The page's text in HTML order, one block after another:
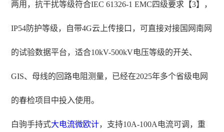
两用，抗干扰等级符合IEC 61326-1 EMC四级要求【3】，
IP54防护等级，自带4G云上传接口，可直接对接国网南网
的试验数据平台，适合10kV-500kV电压等级的开关、
GIS、母线的回路电阻测量，已经在2025年多个省级电网
的春检项目中投入使用。
白驹手持式大电流微欧计，支持10A-100A电流可调，重